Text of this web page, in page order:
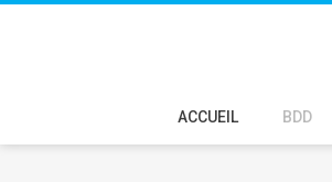
ACCUEIL BDD